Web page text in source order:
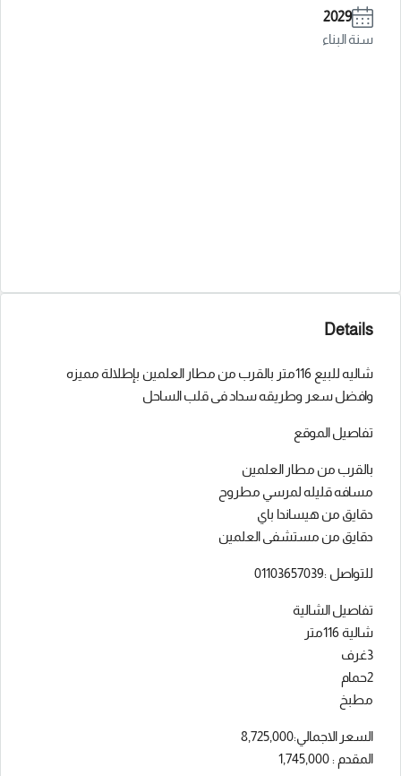
2029
سنة البناء
Details
شاليه للبيع 116متر بالقرب من مطار العلمين بإطلالة مميزه
وافضل سعر وطريقه سداد فى قلب الساحل
تفاصيل الموقع
بالقرب من مطار العلمين
مسافه قليله لمرسي مطروح
دقايق من هيساندا باي
دقايق من مستشفى العلمين
للتواصل :01103657039
تفاصيل الشالية
شالية 116متر
3غرف
2حمام
مطبخ
السعر الاجمالي:8,725,000
المقدم : 1,745,000